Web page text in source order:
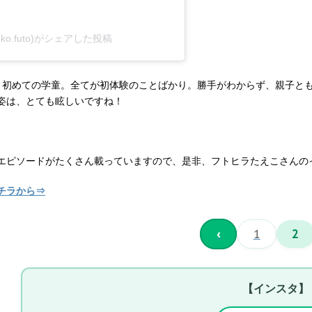
がシェアした投稿
めての学童。全てが初体験のことばかり。勝手がわからず、親子
、とても眩しいですね！
ソードがたくさん載っていますので、是非、フトヒラたえこさん
ラから⇒
‹ 1 2
【インスタ】